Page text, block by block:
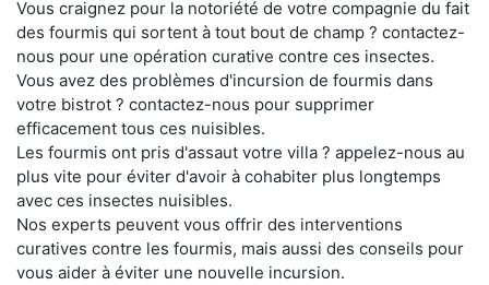
Vous craignez pour la notoriété de votre compagnie du fait
des fourmis qui sortent à tout bout de champ ? contactez-
nous pour une opération curative contre ces insectes.
Vous avez des problèmes d'incursion de fourmis dans
votre bistrot ? contactez-nous pour supprimer
efficacement tous ces nuisibles.
Les fourmis ont pris d'assaut votre villa ? appelez-nous au
plus vite pour éviter d'avoir à cohabiter plus longtemps
avec ces insectes nuisibles.
Nos experts peuvent vous offrir des interventions
curatives contre les fourmis, mais aussi des conseils pour
vous aider à éviter une nouvelle incursion.